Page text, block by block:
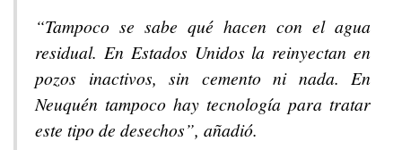
“Tampoco se sabe qué hacen con el agua
residual. En Estados Unidos la reinyectan en
pozos inactivos, sin cemento ni nada. En
Neuquén tampoco hay tecnología para tratar
este tipo de desechos”, añadió.